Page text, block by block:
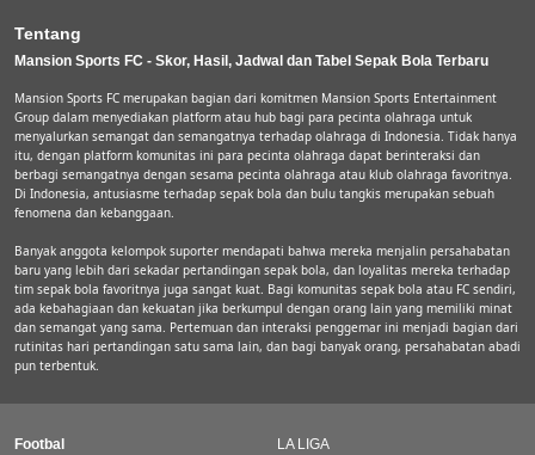
Tentang
Mansion Sports FC - Skor, Hasil, Jadwal dan Tabel Sepak Bola Terbaru
Mansion Sports FC merupakan bagian dari komitmen Mansion Sports Entertainment
Group dalam menyediakan platform atau hub bagi para pecinta olahraga untuk
menyalurkan semangat dan semangatnya terhadap olahraga di Indonesia. Tidak hanya
itu, dengan platform komunitas ini para pecinta olahraga dapat berinteraksi dan
berbagi semangatnya dengan sesama pecinta olahraga atau klub olahraga favoritnya.
Di Indonesia, antusiasme terhadap sepak bola dan bulu tangkis merupakan sebuah
fenomena dan kebanggaan.
Banyak anggota kelompok suporter mendapati bahwa mereka menjalin persahabatan
baru yang lebih dari sekadar pertandingan sepak bola, dan loyalitas mereka terhadap
tim sepak bola favoritnya juga sangat kuat. Bagi komunitas sepak bola atau FC sendiri,
ada kebahagiaan dan kekuatan jika berkumpul dengan orang lain yang memiliki minat
dan semangat yang sama. Pertemuan dan interaksi penggemar ini menjadi bagian dari
rutinitas hari pertandingan satu sama lain, dan bagi banyak orang, persahabatan abadi
pun terbentuk.
Footbal
LA LIGA